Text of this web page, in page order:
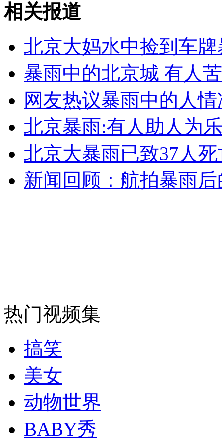
安徽一实载49人客车翻车
走！跟着总书记去植树
消防员救轻生者 花炮节热闹非凡 减压"枕头大战"
相关报道
北京大妈水中捡到车
暴雨中的北京城 有人
网友热议暴雨中的人
北京暴雨:有人助人为
北京大暴雨已致37人
新闻回顾：航拍暴雨
热门视频集
搞笑
美女
动物世界
BABY秀